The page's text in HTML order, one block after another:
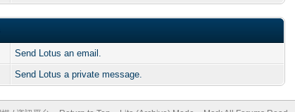
Send Lotus an email.
Send Lotus a private message.